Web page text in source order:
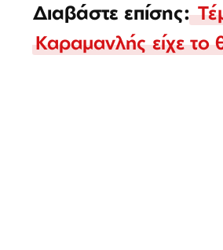
Διαβάστε επίσης:
Καραμανλής είχε το